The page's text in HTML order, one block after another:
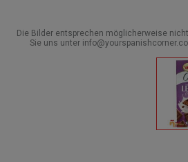
Die Bilder entsprechen möglicherweise
Sie uns unter